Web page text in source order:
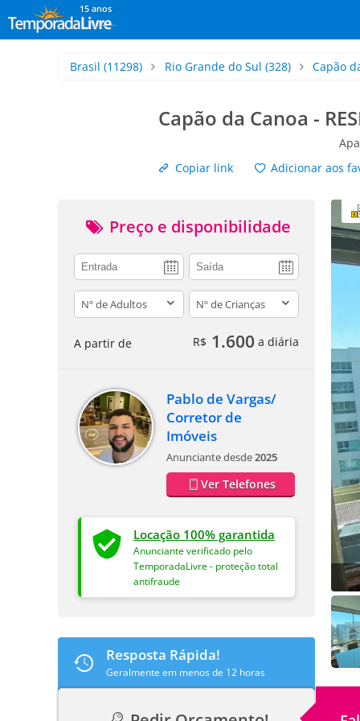
15 anos
Brasil (11298) Rio Grande do Sul (328) Capão
Capão da Canoa -
Copiar link
Adicionar aos
Preço e disponibilidade
adults children
A partir de R$ 1.600 a diária
Pablo de Vargas/
Corretor de
Imóveis
Anunciante desde2025
Ver Telefones
Locação 100% garantida
Anunciante verificado pelo
TemporadaLivre - proteção total
antifraude
Resposta Rápida!
Geralmente em menos de 12 horas